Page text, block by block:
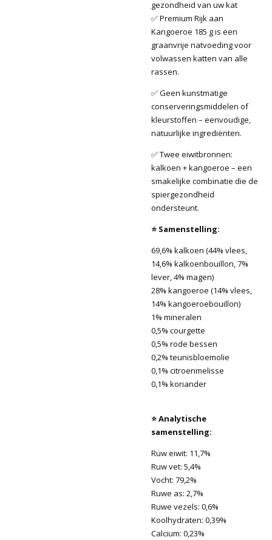
gezondheid van uw kat
✅ Premium Rijk aan
Kangoeroe 185 g is een
graanvrije natvoeding voor
volwassen katten van alle
rassen.
✅ Geen kunstmatige
conserveringsmiddelen of
kleurstoffen – eenvoudige,
natuurlijke ingrediënten.
✅ Twee eiwitbronnen:
kalkoen + kangoeroe – een
smakelijke combinatie die de
spiergezondheid
ondersteunt.
⭐ Samenstelling:
69,6% kalkoen (44% vlees,
14,6% kalkoenbouillon, 7%
lever, 4% magen)
28% kangoeroe (14% vlees,
14% kangoeroebouillon)
1% mineralen
0,5% courgette
0,5% rode bessen
0,2% teunisbloemolie
0,1% citroenmelisse
0,1% koriander
⭐ Analytische
samenstelling:
Ruw eiwit: 11,7%
Ruw vet: 5,4%
Vocht: 79,2%
Ruwe as: 2,7%
Ruwe vezels: 0,6%
Koolhydraten: 0,39%
Calcium: 0,23%